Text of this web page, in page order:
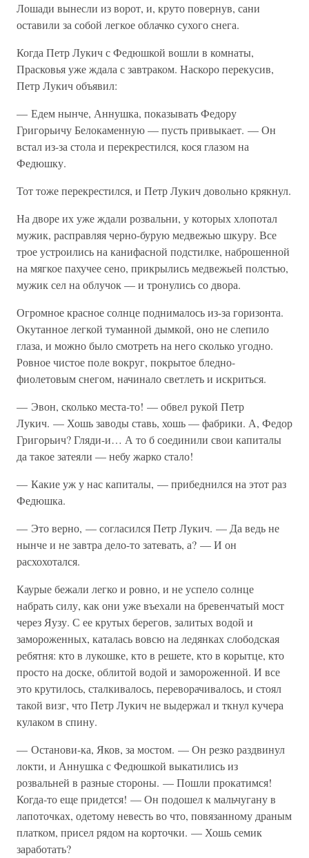
Лошади вынесли из ворот, и, круто повернув, сани
оставили за собой легкое облачко сухого снега.
Когда Петр Лукич с Федюшкой вошли в комнаты,
Прасковья уже ждала с завтраком. Наскоро перекусив,
Петр Лукич объявил:
— Едем нынче, Аннушка, показывать Федору
Григорьичу Белокаменную — пусть привыкает. — Он
встал из-за стола и перекрестился, кося глазом на
Федюшку.
Тот тоже перекрестился, и Петр Лукич довольно крякнул.
На дворе их уже ждали розвальни, у которых хлопотал
мужик, расправляя черно-бурую медвежью шкуру. Все
трое устроились на канифасной подстилке, наброшенной
на мягкое пахучее сено, прикрылись медвежьей полстью,
мужик сел на облучок — и тронулись со двора.
Огромное красное солнце поднималось из-за горизонта.
Окутанное легкой туманной дымкой, оно не слепило
глаза, и можно было смотреть на него сколько угодно.
Ровное чистое поле вокруг, покрытое бледно-
фиолетовым снегом, начинало светлеть и искриться.
— Эвон, сколько места-то! — обвел рукой Петр
Лукич. — Хошь заводы ставь, хошь — фабрики. А, Федор
Григорьич? Гляди-и… А то б соединили свои капиталы
да такое затеяли — небу жарко стало!
— Какие уж у нас капиталы, — прибеднился на этот раз
Федюшка.
— Это верно, — согласился Петр Лукич. — Да ведь не
нынче и не завтра дело-то затевать, а? — И он
расхохотался.
Каурые бежали легко и ровно, и не успело солнце
набрать силу, как они уже въехали на бревенчатый мост
через Яузу. С ее крутых берегов, залитых водой и
замороженных, каталась вовсю на ледянках слободская
ребятня: кто в лукошке, кто в решете, кто в корытце, кто
просто на доске, облитой водой и замороженной. И все
это крутилось, сталкивалось, переворачивалось, и стоял
такой визг, что Петр Лукич не выдержал и ткнул кучера
кулаком в спину.
— Останови-ка, Яков, за мостом. — Он резко раздвинул
локти, и Аннушка с Федюшкой выкатились из
розвальней в разные стороны. — Пошли прокатимся!
Когда-то еще придется! — Он подошел к мальчугану в
лапоточках, одетому невесть во что, повязанному драным
платком, присел рядом на корточки. — Хошь семик
заработать?